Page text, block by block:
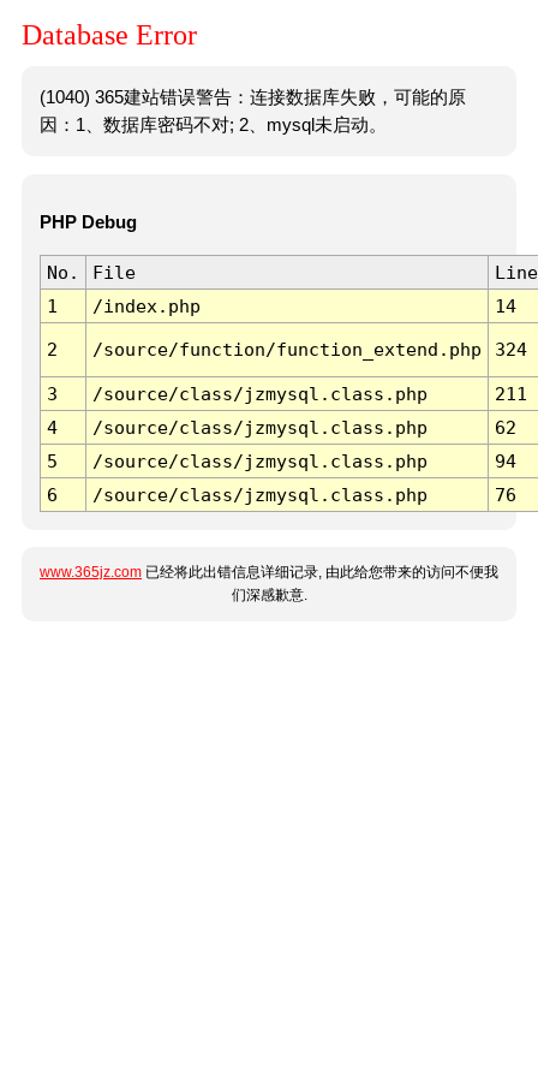
Database Error
(1040) 365建站错误警告：连接数据库失败，可能的原
因：1、数据库密码不对; 2、mysql未启动。
PHP Debug
No. File
Line
1
/index.php 14
2 /source/function/function_extend.php 324
3 /source/class/jzmysql.class.php
211
4
/source/class/jzmysql.class.php
62
5
/source/class/jzmysql.class.php
94
6
/source/class/jzmysql.class.php 76
www.365jz.com 已经将此出错信息详细记录, 由此给您带来的访问不便我
们深感歉意.